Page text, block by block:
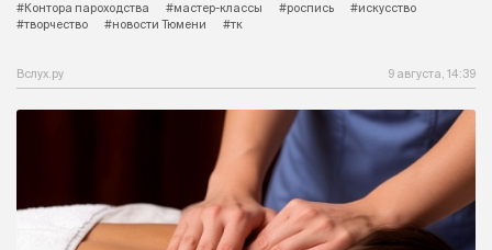
#Контора пароходства
#мастер-классы #роспись
#искусство
#творчество
#новости Тюмени #тк
Вслух.ру 9 августа, 14:39